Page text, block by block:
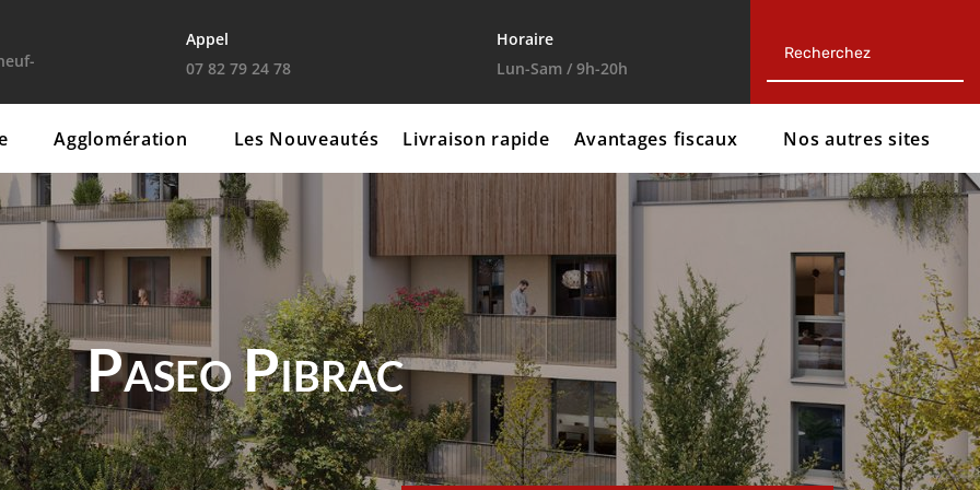
Appel
07 82 79 24 78
Horaire
Lun-Sam / 9h-20h
Agglomération Les Nouveautés Livraison rapide Avantages fiscaux Nos autres sites
Contact   
Paseo Pibrac